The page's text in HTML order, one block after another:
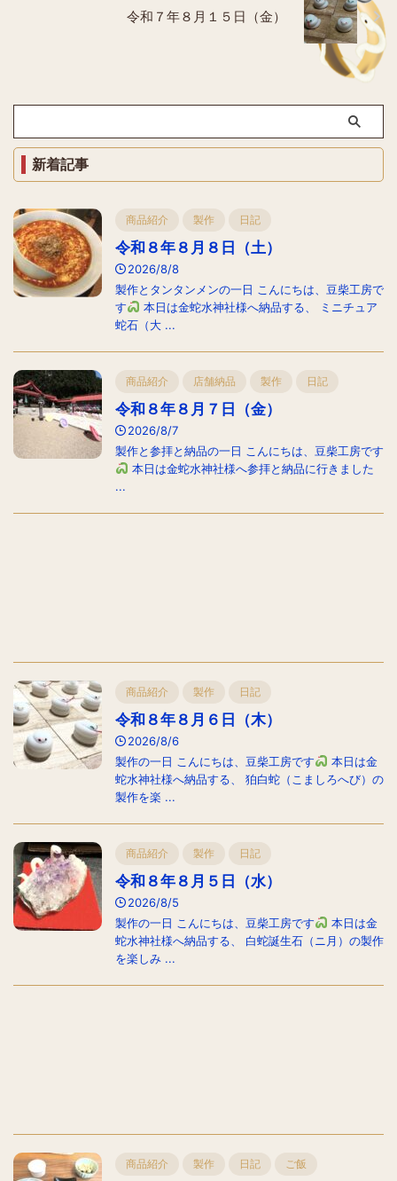
令和７年８月１５日（金）
新着記事
商品紹介 製作 日記
令和８年８月８日（土）
2026/8/8
製作とタンタンメンの一日 こんにちは、豆柴工房で
す
本日は金蛇水神社様へ納品する、 ミニチュア
蛇石（大 ...
商品紹介 店舗納品 製作 日記
令和８年８月７日（金）
2026/8/7
製作と参拝と納品の一日 こんにちは、豆柴工房です
本日は金蛇水神社様へ参拝と納品に行きました
...
商品紹介 製作 日記
令和８年８月６日（木）
2026/8/6
製作の一日 こんにちは、豆柴工房です
本日は金
蛇水神社様へ納品する、 狛白蛇（こましろへび）の
製作を楽 ...
商品紹介 製作 日記
令和８年８月５日（水）
2026/8/5
製作の一日 こんにちは、豆柴工房です
本日は金
蛇水神社様へ納品する、 白蛇誕生石（ニ月）の製作
を楽しみ ...
商品紹介 製作 日記 ご飯